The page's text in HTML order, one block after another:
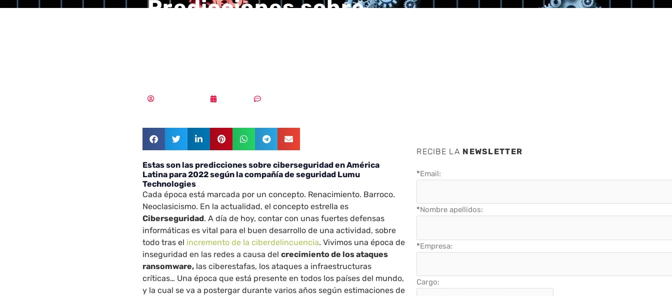
Predicciones sobre
Estas son las predicciones sobre ciberseguridad en América
Latina para 2022 según la compañía de seguridad Lumu
Technologies
Cada época está marcada por un concepto. Renacimiento. Barroco.
Neoclasicismo. En la actualidad, el concepto estrella es
Ciberseguridad. A día de hoy, contar con unas fuertes defensas
informáticas es vital para el buen desarrollo de una actividad, sobre
todo tras el incremento de la ciberdelincuencia. Vivimos una época de
inseguridad en las redes a causa delcrecimiento de los ataques
ransomware, las ciberestafas, los ataques a infraestructuras
críticas… Una época que está presente en todos los países del mundo,
y la cual se va a postergar durante varios años según estimaciones de
RECIBE LA NEWSLETTER
*Email:
*Nombre apellidos:
*Empresa:
Cargo: